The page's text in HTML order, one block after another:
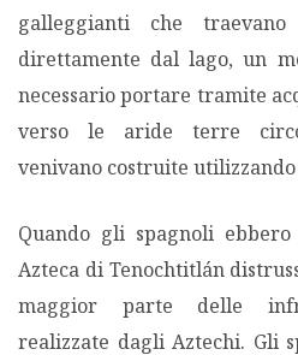
galleggianti che
direttamente dal lago, un
necessario portare tramite
verso le aride terre
venivano costruite
Quando gli spagnoli
Azteca di Tenochtitlán
maggior parte delle
realizzate dagli Aztechi. Gli